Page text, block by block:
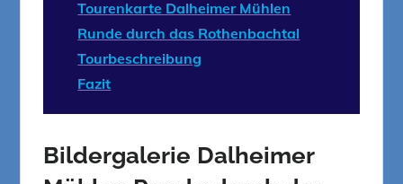
Tourenkarte Dalheimer Mühlen
Runde durch das Rothenbachtal
Tourbeschreibung
Fazit
Bildergalerie Dalheimer